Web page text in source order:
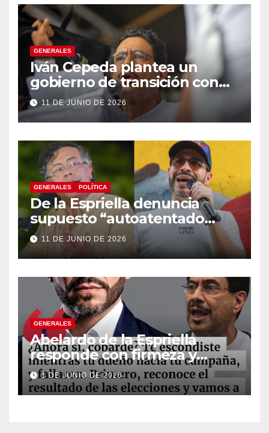
GENERALES
Iván Cepeda plantea un
gobierno de transición con
énfasis en el empalme
institucional y una eventual
constituyente
11 DE JUNIO DE 2026
GENERALES POLÍTICA
De la Espriella denuncia
supuesto “autoatentado
legislativo” tras decisión de
suspender provisionalmente
a Petro
11 DE JUNIO DE 2026
GENERALES
Abelardo de la Espriella
responde con firmeza y
fortalece su imagen de
liderazgo ante la controversia
1 DE JUNIO DE 2026